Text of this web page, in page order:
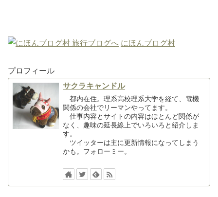
にほんブログ村
プロフィール
サクラキャンドル
都内在住。理系高校理系大学を経て、電機
関係の会社でリーマンやってます。
仕事内容とサイトの内容はほとんど関係が
なく、趣味の延長線上でいろいろと紹介しま
す。
ツイッターは主に更新情報になってしまう
かも。フォローミー。